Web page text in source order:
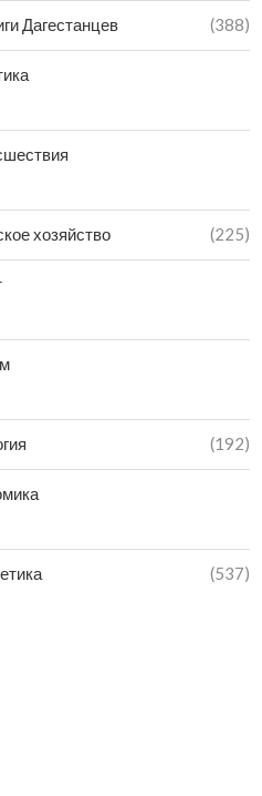
Дагестанцев (388)
хозяйство (225)
(192)
(537)